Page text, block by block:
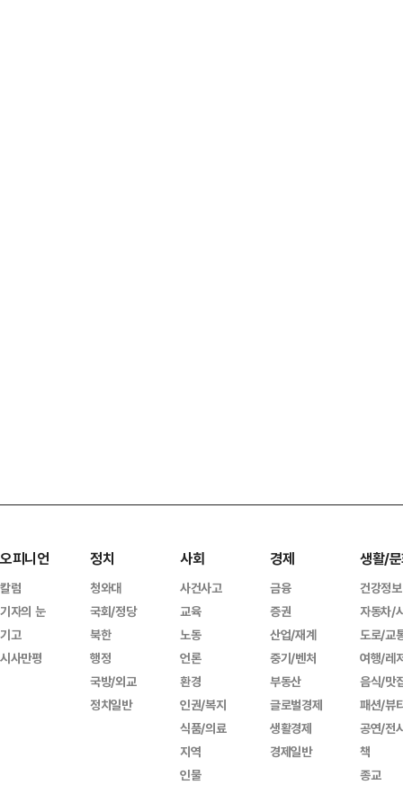
오피니언
칼럼
기자의 눈
기고
시사만평
정치
청와대
국회/정당
북한
행정
국방/외교
정치일반
사회
사건사고
교육
노동
언론
환경
인권/복지
식품/의료
지역
인물
경제
금융
증권
산업/재계
중기/벤처
부동산
글로벌경제
생활경제
경제일반
생활/
건강정보
자동차/
도로/교
여행/레
음식/맛
패션/뷰
공연/전
책
종교